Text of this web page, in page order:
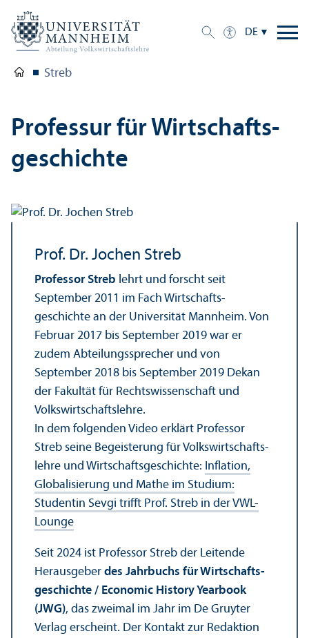
DE
Streb
Professur für Wirtschafts­
geschichte
Prof. Dr. Jochen Streb
Professor Streb lehrt und forscht seit
September 2011 im Fach Wirtschafts­
geschichte an der Universität Mannheim. Von
Februar 2017 bis September 2019 war er
zudem Abteilungs­sprecher und von
September 2018 bis September 2019 Dekan
der Fakultät für Rechts­wissenschaft und
Volkswirtschafts­lehre.
In dem folgenden Video erklärt Professor
Streb seine Begeisterung für Volkswirtschafts­
lehre und Wirtschafts­geschichte: Inflation,
Globalisierung und Mathe im Studium:
Studentin Sevgi trifft Prof. Streb in der VWL-
Lounge
Seit 2024 ist Professor Streb der Leitende
Herausgeber des Jahrbuchs für Wirtschafts­
geschichte / Economic History Yearbook
(JWG), das zweimal im Jahr im De Gruyter
Verlag erscheint. Der Kontakt zur Redaktion